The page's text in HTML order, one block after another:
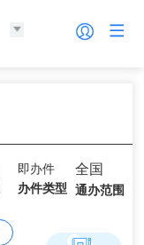
即办件
办件类型
全国
通办范围